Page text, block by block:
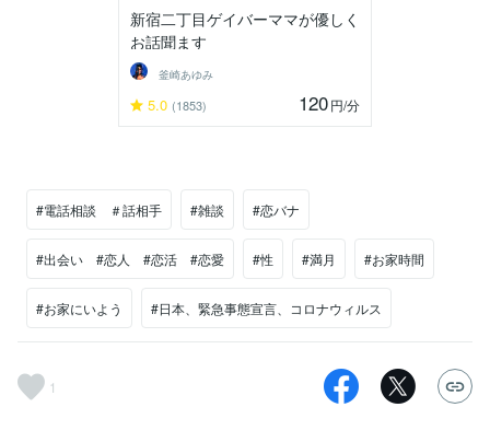
新宿二丁目ゲイバーママが優しく
お話聞ます
釜崎あゆみ
5.0 (1853) 120円/分
#電話相談 ＃話相手 #雑談 #恋バナ
#出会い #恋人 #恋活 #恋愛 #性 #満月 #お家時間
#お家にいよう #日本、緊急事態宣言、コロナウィルス
1